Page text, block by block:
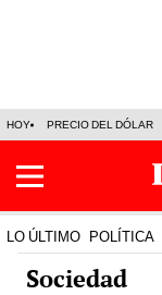
HOY PRECIO DEL DÓLAR
LO ÚLTIMO POLÍTICA
Sociedad